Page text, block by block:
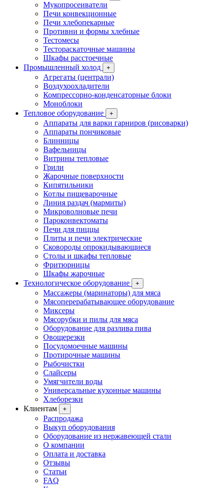
Мукопросеиватели
Печи конвекционные
Печи хлебопекарные
Противни и формы хлебные
Тестомесы
Тестораскаточные машины
Шкафы расстоечные
Промышленный холод
+
Агрегаты (централи)
Воздухоохладители
Компрессорно-конденсаторные блоки
Моноблоки
Тепловое оборудование
+
Аппараты для варки гарниров (рисоварки)
Аппараты пончиковые
Блинницы
Вафельницы
Витрины тепловые
Грили
Жарочные поверхности
Кипятильники
Котлы пищеварочные
Линия раздач (мармиты)
Микроволновые печи
Пароконвектоматы
Печи для пиццы
Плиты и печи электрические
Сковороды опрокидывающиеся
Столы и шкафы тепловые
Фритюрницы
Шкафы жарочные
Технологическое оборудование
+
Массажеры (маринаторы) для мяса
Мясоперерабатывающее оборудование
Миксеры
Мясорубки и пилы для мяса
Оборудование для разлива пива
Овощерезки
Посудомоечные машины
Протирочные машины
Рыбочистки
Слайсеры
Умягчители воды
Универсальные кухонные машины
Хлеборезки
Клиентам
+
Распродажа
Выкуп оборудования
Оборудование из нержавеющей стали
О компании
Оплата и доставка
Отзывы
Статьи
FAQ